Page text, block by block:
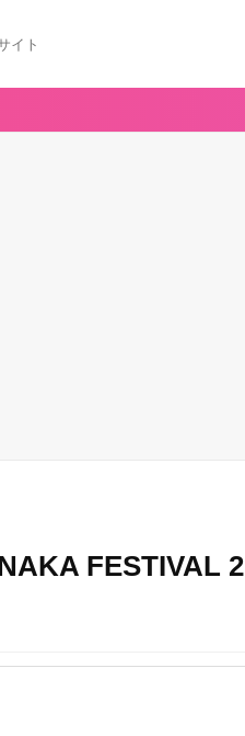
イト
FESTIVAL 2